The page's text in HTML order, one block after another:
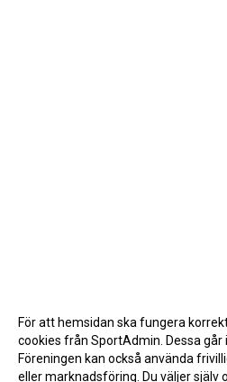
För att hemsidan ska fungera
cookies från SportAdmin. Dessa går
Föreningen kan också använda
eller marknadsföring. Du väljer själv